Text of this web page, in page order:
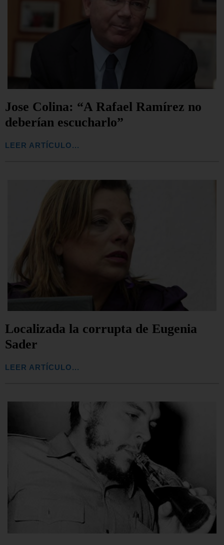
Jose Colina: “A Rafael Ramírez no
deberían escucharlo”
LEER ARTÍCULO...
Localizada la corrupta de Eugenia
Sader
LEER ARTÍCULO...